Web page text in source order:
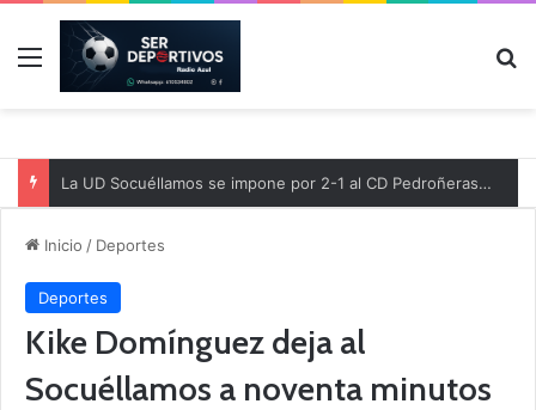
Menú
La UD Socuéllamos se impone por 2-1 al CD Pedroñeras en un partido benéfico a favor de Protección Civil
Inicio / Deportes
Deportes
Kike Domínguez deja al
Socuéllamos a noventa minutos